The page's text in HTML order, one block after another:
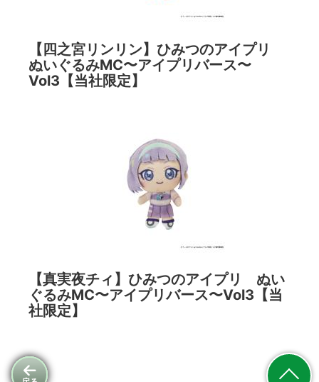
【四之宮リンリン】ひみつのアイプリ
ぬいぐるみMC〜アイプリバース〜
Vol3【当社限定】
【真実夜チィ】ひみつのアイプリ ぬい
ぐるみMC〜アイプリバース〜Vol3【当
社限定】